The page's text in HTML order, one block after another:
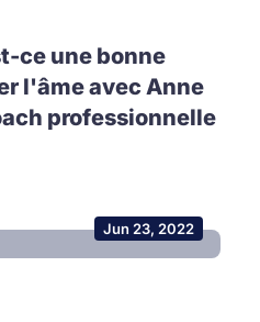
ce une bonne
l'âme avec Anne
professionnelle
Jun 23, 2022